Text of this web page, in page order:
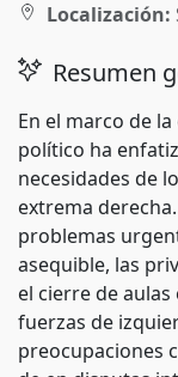
Localización:
Resumen
En el marco de
político ha
necesidades de
extrema
problemas
asequible, las
el cierre de
fuerzas de
preocupaciones